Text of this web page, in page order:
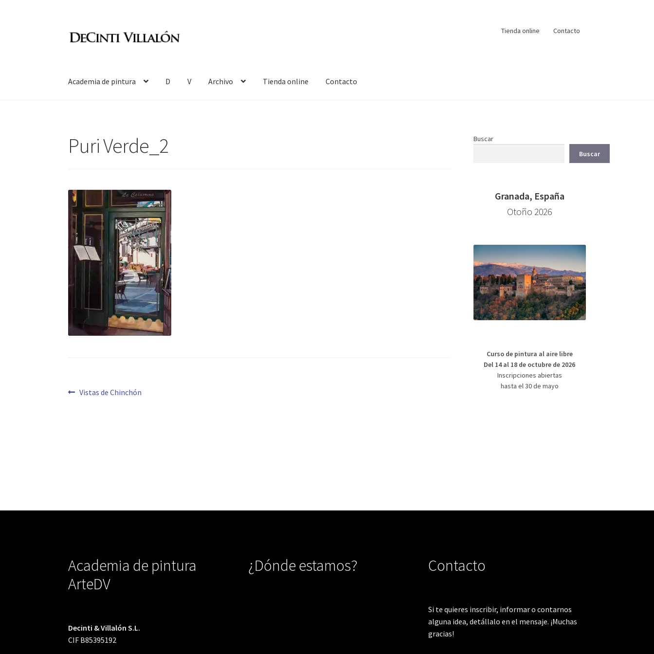
Tienda online Contacto
Academia de pintura D V Archivo Tienda online Contacto
Puri Verde_2
Navegación
Anterior:
Vistas de Chinchón
Buscar
Buscar
Granada, España
Otoño 2026
Curso de pintura al aire libre
Del 14 al 18 de octubre de 2026
Inscripciones abiertas
hasta el 30 de mayo
Academia de pintura
ArteDV
Decinti & Villalón S.L.
CIF B85395192
¿Dónde estamos? Contacto
Si te quieres inscribir, informar o contarnos
alguna idea, detállalo en el mensaje. ¡Muchas
gracias!